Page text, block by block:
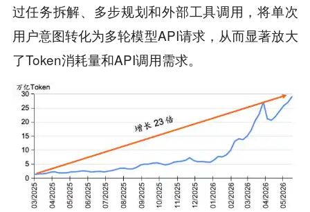
过任务拆解、多步规划和外部工具调用，将单次
用户意图转化为多轮模型API请求，从而显著放大
了Token消耗量和API调用需求。